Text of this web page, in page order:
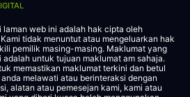
laman web ini adalah hak cipta oleh
tidak menuntut atau mengeluarkan hak
pemilik masing-masing. Maklumat yang
untuk tujuan maklumat am sahaja.
memastikan maklumat terkini dan betul
melawati atau berinteraksi dengan
alatan atau pemesejan kami, kami atau